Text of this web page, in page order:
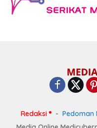
Redaksi Pedoman